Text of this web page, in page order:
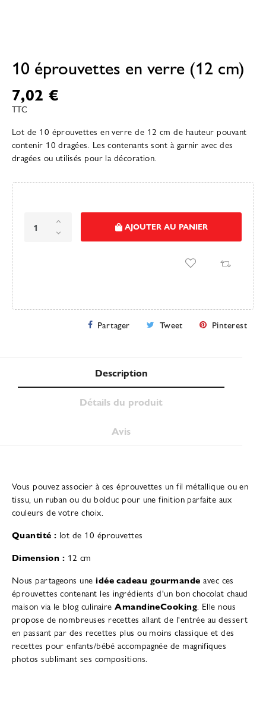
10 éprouvettes en verre (12 cm)
7,02 €
TTC
Lot de 10 éprouvettes en verre de 12 cm de hauteur pouvant
contenir 10 dragées. Les contenants sont à garnir avec des
dragées ou utilisés pour la décoration.
AJOUTER AU PANIER
Partager Tweet Pinterest
Description
Détails du produit
Avis
Vous pouvez associer à ces éprouvettes un fil métallique ou en
tissu, un ruban ou du bolduc pour une finition parfaite aux
couleurs de votre choix.
Quantité : lot de 10 éprouvettes
Dimension : 12 cm
Nous partageons uneidée cadeau gourmande avec ces
éprouvettes contenant les ingrédients d'un bon chocolat chaud
maison via le blog culinaireAmandineCooking. Elle nous
propose de nombreuses recettes allant de l'entrée au dessert
en passant par des recettes plus ou moins classique et des
recettes pour enfants/bébé accompagnée de magnifiques
photos sublimant ses compositions.